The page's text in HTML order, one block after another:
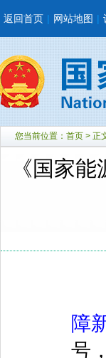
返回首页 | 网站地图 |
您当前位置： 首页 > 正
《国家
障
号